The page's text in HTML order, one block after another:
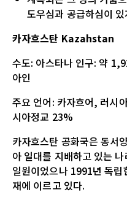
도우심과 공급하심이
카자흐스탄 Kazahstan
수도: 아스타나 인구: 약
아인
주요 언어: 카자흐어, 러시
시아정교 23%
카자흐스탄 공화국은 동서
아 일대를 지배하고 있는
일원이었으나 1991년 독립
재에 이르고 있다.